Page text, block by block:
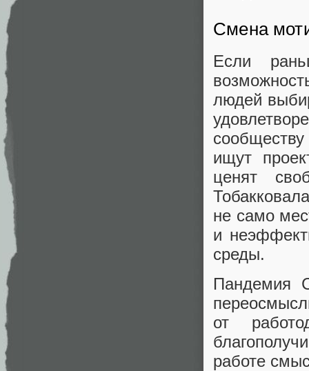
Смена
Если
людей
ищут
ценят
не само
и
среды.
Пандемия
от
работе